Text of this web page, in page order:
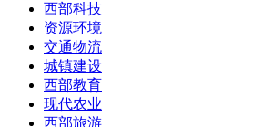
西部科技
资源环境
交通物流
城镇建设
西部教育
现代农业
西部旅游